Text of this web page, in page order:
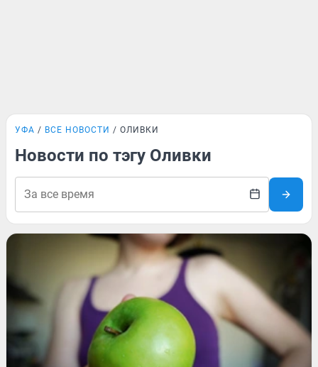
УФА ВСЕ НОВОСТИ ОЛИВКИ
Новости по тэгу Оливки